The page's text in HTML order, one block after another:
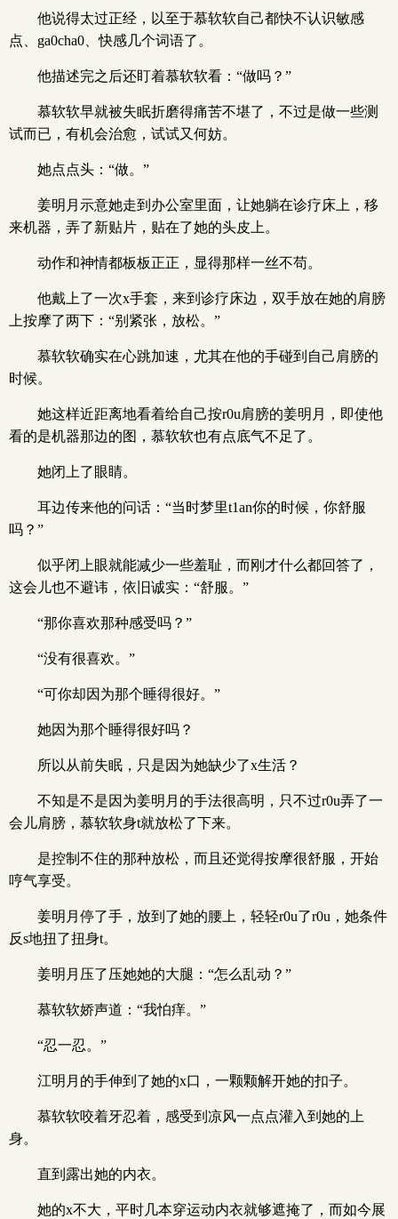
他说得太过正经，以至于慕软软自己都快不认识敏感
点、ga0cha0、快感几个词语了。
他描述完之后还盯着慕软软看：“做吗？”
慕软软早就被失眠折磨得痛苦不堪了，不过是做一些测
试而已，有机会治愈，试试又何妨。
她点点头：“做。”
姜明月示意她走到办公室里面，让她躺在诊疗床上，移
来机器，弄了新贴片，贴在了她的头皮上。
动作和神情都板板正正，显得那样一丝不苟。
他戴上了一次x手套，来到诊疗床边，双手放在她的肩膀
上按摩了两下：“别紧张，放松。”
慕软软确实在心跳加速，尤其在他的手碰到自己肩膀的
时候。
她这样近距离地看着给自己按r0u肩膀的姜明月，即使他
看的是机器那边的图，慕软软也有点底气不足了。
她闭上了眼睛。
耳边传来他的问话：“当时梦里t1an你的时候，你舒服
吗？”
似乎闭上眼就能减少一些羞耻，而刚才什么都回答了，
这会儿也不避讳，依旧诚实：“舒服。”
“那你喜欢那种感受吗？”
“没有很喜欢。”
“可你却因为那个睡得很好。”
她因为那个睡得很好吗？
所以从前失眠，只是因为她缺少了x生活？
不知是不是因为姜明月的手法很高明，只不过r0u弄了一
会儿肩膀，慕软软身t就放松了下来。
是控制不住的那种放松，而且还觉得按摩很舒服，开始
哼气享受。
姜明月停了手，放到了她的腰上，轻轻r0u了r0u，她条件
反s地扭了扭身t。
姜明月压了压她她的大腿：“怎么乱动？”
慕软软娇声道：“我怕痒。”
“忍一忍。”
江明月的手伸到了她的x口，一颗颗解开她的扣子。
慕软软咬着牙忍着，感受到凉风一点点灌入到她的上
身。
直到露出她的内衣。
她的x不大，平时几本穿运动内衣就够遮掩了，而如今展